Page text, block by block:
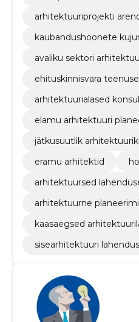
arhitektuuriprojekti
kaubandushoonete
avaliku sektori
ehituskinnisvara
arhitektuurialased
elamu arhitektuuri
jätkusuutlik
eramu arhitektid
arhitektuursed
arhitektuurne
kaasaegsed
sisearhitektuuri